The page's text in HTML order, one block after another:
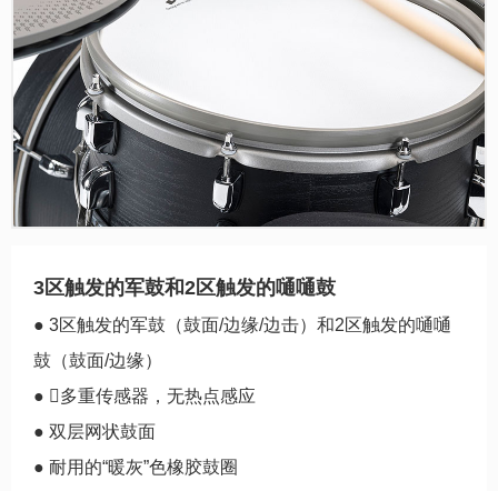
3区触发的军鼓和2区触发的嗵嗵鼓
● 3区触发的军鼓（鼓面/边缘/边击）和2区触发的嗵嗵
鼓（鼓面/边缘）
● 多重传感器，无热点感应
● 双层网状鼓面
● 耐用的“暖灰”色橡胶鼓圈